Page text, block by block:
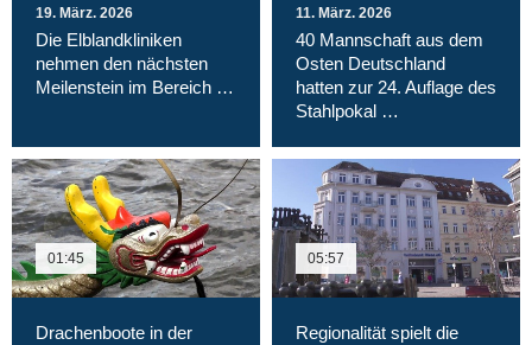
19. März. 2026
Die Elblandkliniken
nehmen den nächsten
Meilenstein im Bereich …
11. März. 2026
40 Mannschaft aus dem
Osten Deutschland
hatten zur 24. Auflage des
Stahlpokal …
01:45
Drachenboote in der
05:57
Regionalität spielt die